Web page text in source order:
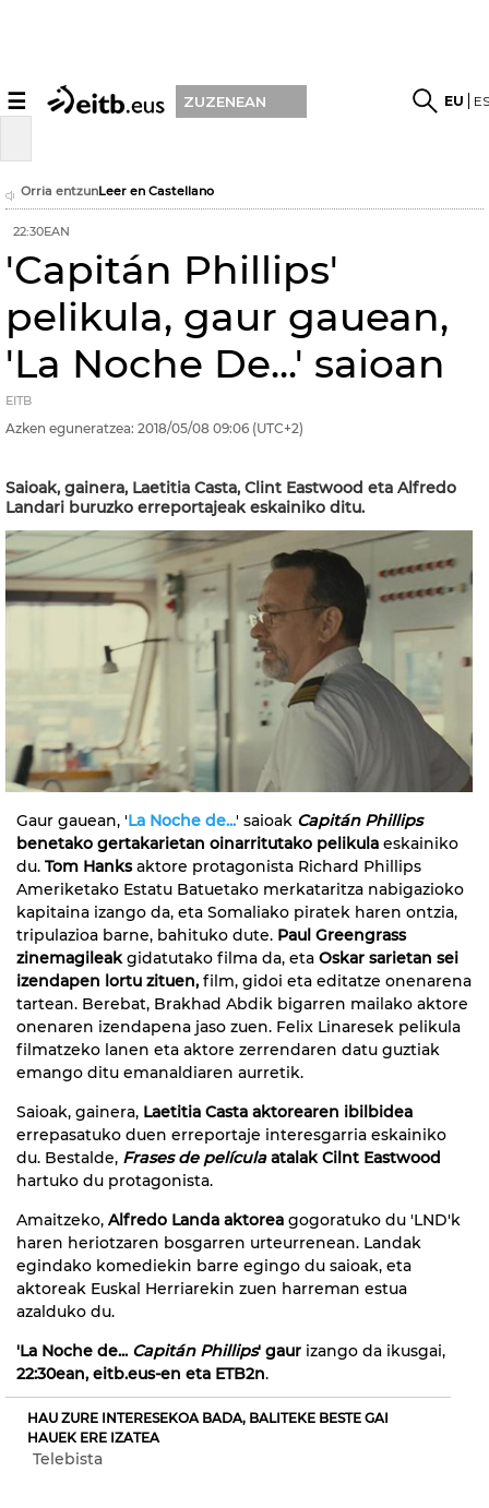
☰ ZUZENEAN EU
Orria entzunLeer en Castellano
22:30EAN
'Capitán Phillips'
pelikula, gaur gauean,
'La Noche De...' saioan
EITB
Azken eguneratzea: 2018/05/08 09:06 (UTC+2)
Saioak, gainera, Laetitia Casta, Clint Eastwood eta Alfredo
Landari buruzko erreportajeak eskainiko ditu.
Gaur gauean, 'La Noche de...' saioak Capitán Phillips
benetako gertakarietan oinarritutako pelikula eskainiko
du. Tom Hanksaktore protagonista Richard Phillips
Ameriketako Estatu Batuetako merkataritza nabigazioko
kapitaina izango da, eta Somaliako piratek haren ontzia,
tripulazioa barne, bahituko dute. Paul Greengrass
zinemagileakgidatutako filma da, eta Oskar sarietan sei
izendapen lortu zituen, film, gidoi eta editatze onenarena
tartean. Berebat, Brakhad Abdik bigarren mailako aktore
onenaren izendapena jaso zuen. Felix Linaresek pelikula
filmatzeko lanen eta aktore zerrendaren datu guztiak
emango ditu emanaldiaren aurretik.
Saioak, gainera, Laetitia Casta aktorearen ibilbidea
errepasatuko duen erreportaje interesgarria eskainiko
du. Bestalde, Frases de películaatalak Cilnt Eastwood
hartuko du protagonista.
Amaitzeko, Alfredo Landa aktorea gogoratuko du 'LND'k
haren heriotzaren bosgarren urteurrenean. Landak
egindako komediekin barre egingo du saioak, eta
aktoreak Euskal Herriarekin zuen harreman estua
azalduko du.
'La Noche de... Capitán Phillips' gaur izango da ikusgai,
22:30ean, eitb.eus-en eta ETB2n.
HAU ZURE INTERESEKOA BADA, BALITEKE BESTE GAI
HAUEK ERE IZATEA
Telebista